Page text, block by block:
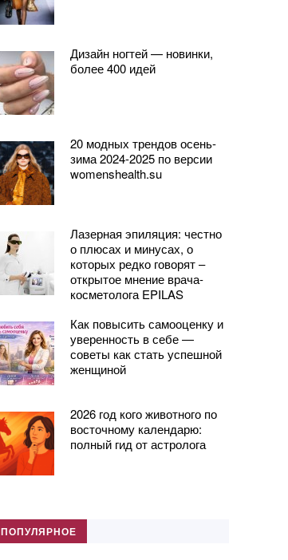
Дизайн ногтей — новинки,
более 400 идей
20 модных трендов осень-
зима 2024-2025 по версии
womenshealth.su
Лазерная эпиляция: честно
о плюсах и минусах, о
которых редко говорят –
открытое мнение врача-
косметолога EPILAS
Как повысить самооценку и
уверенность в себе —
советы как стать успешной
женщиной
2026 год кого животного по
восточному календарю:
полный гид от астролога
ПОПУЛЯРНОЕ